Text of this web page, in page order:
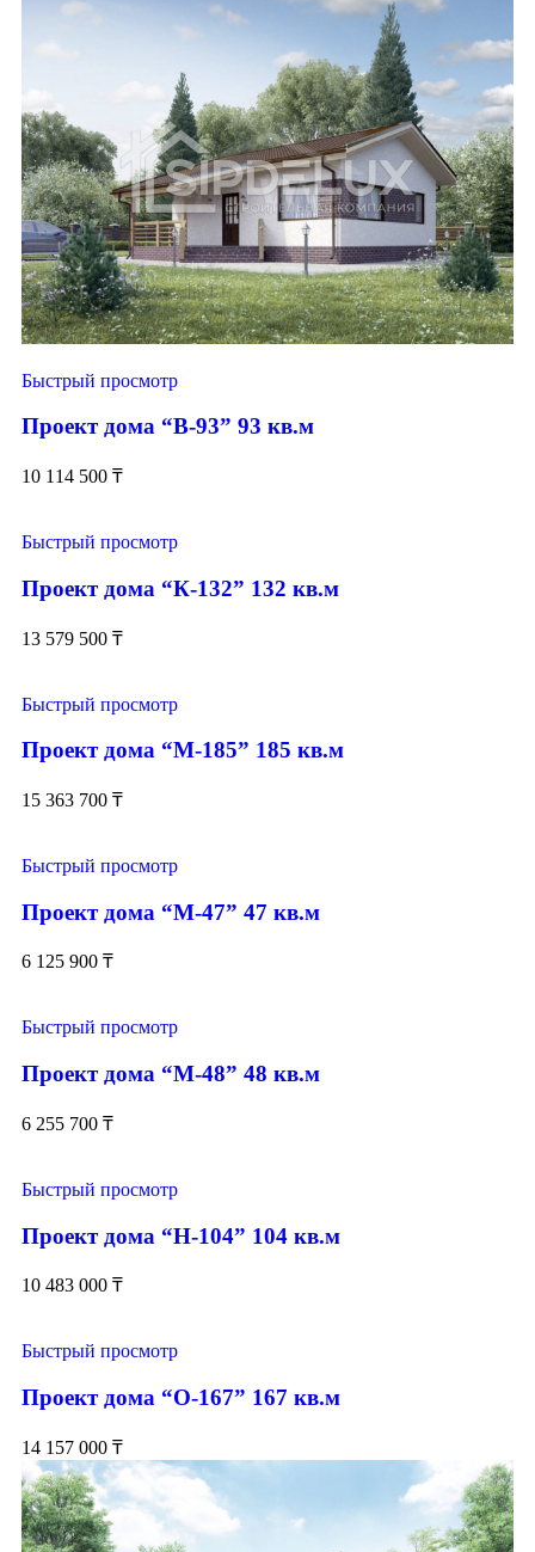
Быстрый просмотр
Проект дома “В-93” 93 кв.м
10 114 500 ₸
Быстрый просмотр
Проект дома “К-132” 132 кв.м
13 579 500 ₸
Быстрый просмотр
Проект дома “М-185” 185 кв.м
15 363 700 ₸
Быстрый просмотр
Проект дома “М-47” 47 кв.м
6 125 900 ₸
Быстрый просмотр
Проект дома “М-48” 48 кв.м
6 255 700 ₸
Быстрый просмотр
Проект дома “Н-104” 104 кв.м
10 483 000 ₸
Быстрый просмотр
Проект дома “О-167” 167 кв.м
14 157 000 ₸